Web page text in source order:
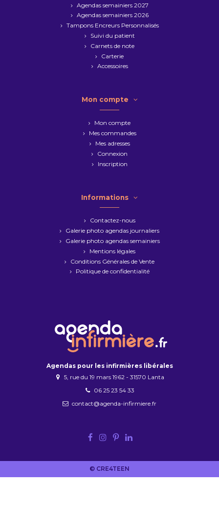
Agendas semainiers 2027
Agendas semainiers 2026
Tampons Encreurs Personnalisés
Suivi du patient
Carnets de note
Carterie
Accessoires
Mon compte
Mon compte
Mes commandes
Mes adresses
Connexion
Inscription
Informations
Contactez-nous
Galerie photo agendas journaliers
Galerie photo agendas semainiers
Mentions légales
Conditions Générales de Vente
Politique de confidentialité
Agendas pour les infirmières libérales
5, rue du 19 mars 1962 - 31570 Lanta
06 25 23 54 33
contact@agenda-infirmiere.fr
© CRE4TEEN